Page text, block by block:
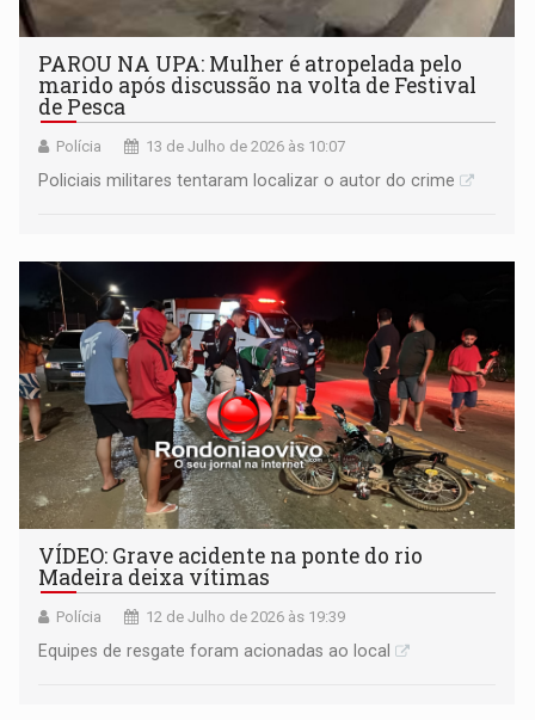
PAROU NA UPA: Mulher é atropelada pelo
marido após discussão na volta de Festival
de Pesca
Polícia 13 de Julho de 2026 às 10:07
Policiais militares tentaram localizar o autor do crime
VÍDEO: Grave acidente na ponte do rio
Madeira deixa vítimas
Polícia 12 de Julho de 2026 às 19:39
Equipes de resgate foram acionadas ao local